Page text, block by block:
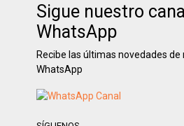
Sigue nuestro
WhatsApp
Recibe las últimas novedades
WhatsApp